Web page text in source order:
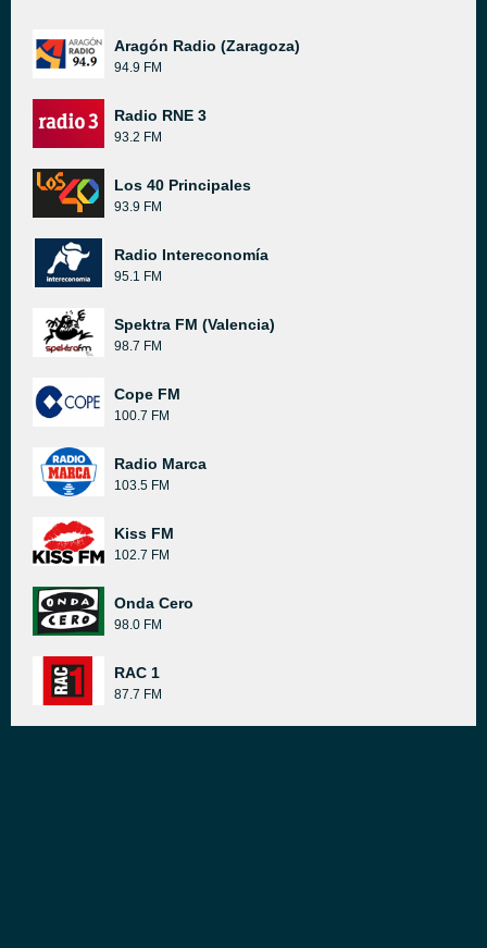
Aragón Radio (Zaragoza)
94.9 FM
Radio RNE 3
93.2 FM
Los 40 Principales
93.9 FM
Radio Intereconomía
95.1 FM
Spektra FM (Valencia)
98.7 FM
Cope FM
100.7 FM
Radio Marca
103.5 FM
Kiss FM
102.7 FM
Onda Cero
98.0 FM
RAC 1
87.7 FM